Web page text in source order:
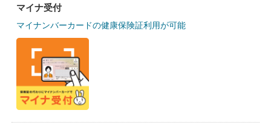
マイナ受付
マイナンバーカードの健康保険証利用が可能